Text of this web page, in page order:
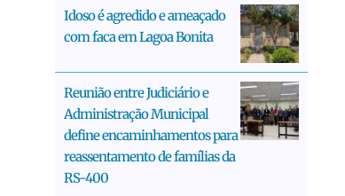
Idoso é agredido e ameaçado
com faca em Lagoa Bonita
Reunião entre Judiciário e
Administração Municipal
define encaminhamentos para
reassentamento de famílias da
RS-400